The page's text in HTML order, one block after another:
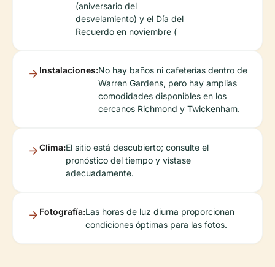
(aniversario del
desvelamiento) y el Día del
Recuerdo en noviembre (
Instalaciones:No hay baños ni cafeterías dentro de
Warren Gardens, pero hay amplias
comodidades disponibles en los
cercanos Richmond y Twickenham.
Clima:El sitio está descubierto; consulte el
pronóstico del tiempo y vístase
adecuadamente.
Fotografía:Las horas de luz diurna proporcionan
condiciones óptimas para las fotos.